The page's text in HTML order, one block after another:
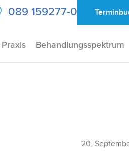
Behandlungsspektrum
20.
089 159277-0